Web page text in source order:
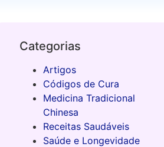
Categorias
Artigos
Códigos de Cura
Medicina Tradicional
Chinesa
Receitas Saudáveis
Saúde e Longevidade